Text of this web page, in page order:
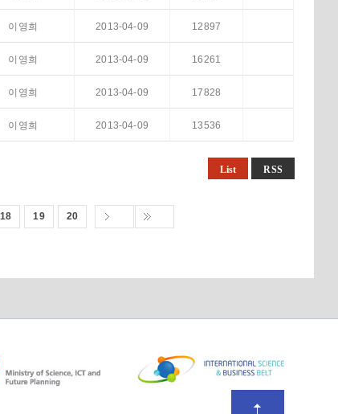
이영희 2013-04-09 12897
이영희 2013-04-09 16261
이영희 2013-04-09 17828
이영희 2013-04-09 13536
List RSS
18 19 20